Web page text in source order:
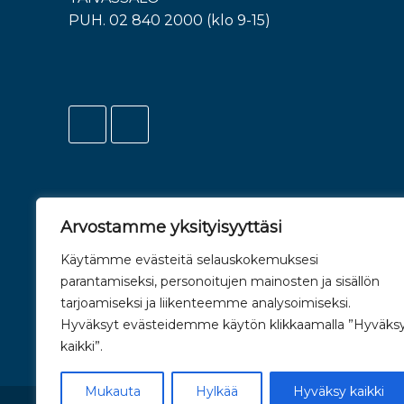
Arvostamme yksityisyyttäsi
Käytämme evästeitä selauskokemuksesi
parantamiseksi, personoitujen mainosten ja sisällön
tarjoamiseksi ja liikenteemme analysoimiseksi.
Hyväksyt evästeidemme käytön klikkaamalla
kaikki”.
Mukauta Hylkää Hyväksy kaikki
PUH. 02 840 2000 (klo 9-15)